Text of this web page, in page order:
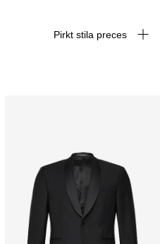
Pirkt stila preces